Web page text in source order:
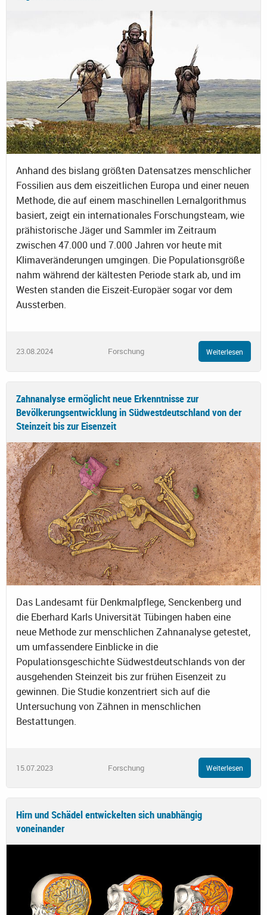
Anhand des bislang größten Datensatzes menschlicher
Fossilien aus dem eiszeitlichen Europa und einer neuen
Methode, die auf einem maschinellen Lernalgorithmus
basiert, zeigt ein internationales Forschungsteam, wie
prähistorische Jäger und Sammler im Zeitraum
zwischen 47.000 und 7.000 Jahren vor heute mit
Klimaveränderungen umgingen. Die Populationsgröße
nahm während der kältesten Periode stark ab, und im
Westen standen die Eiszeit-Europäer sogar vor dem
Aussterben.
23.08.2024 Forschung Weiterlesen
Zahnanalyse ermöglicht neue Erkenntnisse zur
Bevölkerungsentwicklung in Südwestdeutschland von der
Steinzeit bis zur Eisenzeit
Das Landesamt für Denkmalpflege, Senckenberg und
die Eberhard Karls Universität Tübingen haben eine
neue Methode zur menschlichen Zahnanalyse getestet,
um umfassendere Einblicke in die
Populationsgeschichte Südwestdeutschlands von der
ausgehenden Steinzeit bis zur frühen Eisenzeit zu
gewinnen. Die Studie konzentriert sich auf die
Untersuchung von Zähnen in menschlichen
Bestattungen.
15.07.2023 Forschung Weiterlesen
Hirn und Schädel entwickelten sich unabhängig
voneinander